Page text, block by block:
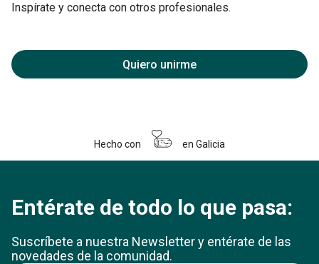
Inspírate y conecta con otros profesionales.
Quiero unirme
Hecho con en Galicia
Entérate de todo lo que pasa:
Suscríbete a nuestra Newsletter y entérate de las
novedades de la comunidad.